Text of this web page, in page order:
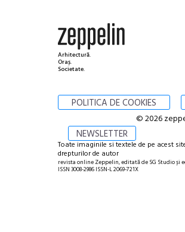
Arhitectură.
Oraș.
Societate.
POLITICA DE COOKIES
NEWSLETTER
© 2026
Toate imaginile si textele de pe acest
drepturilor de autor
revista online Zeppelin, editată de SG Studio și
ISSN 3008-2986 ISSN-L 2069-721X